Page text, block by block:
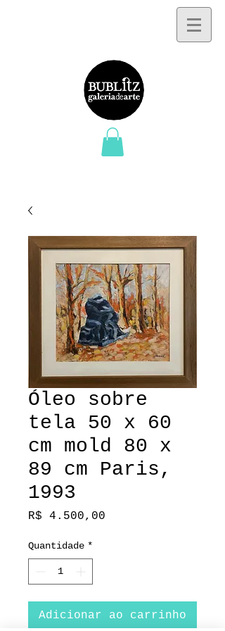
Óleo sobre
tela 50 x 60
cm mold 80 x
89 cm Paris,
1993
R$ 4.500,00
Quantidade *
Adicionar ao carrinho